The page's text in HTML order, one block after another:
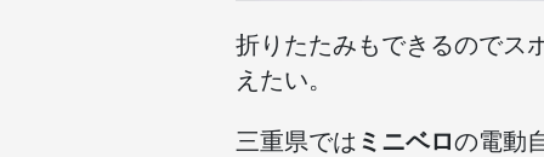
折りたたみもできるのでス
えたい。
三重県では ミニベロの電動